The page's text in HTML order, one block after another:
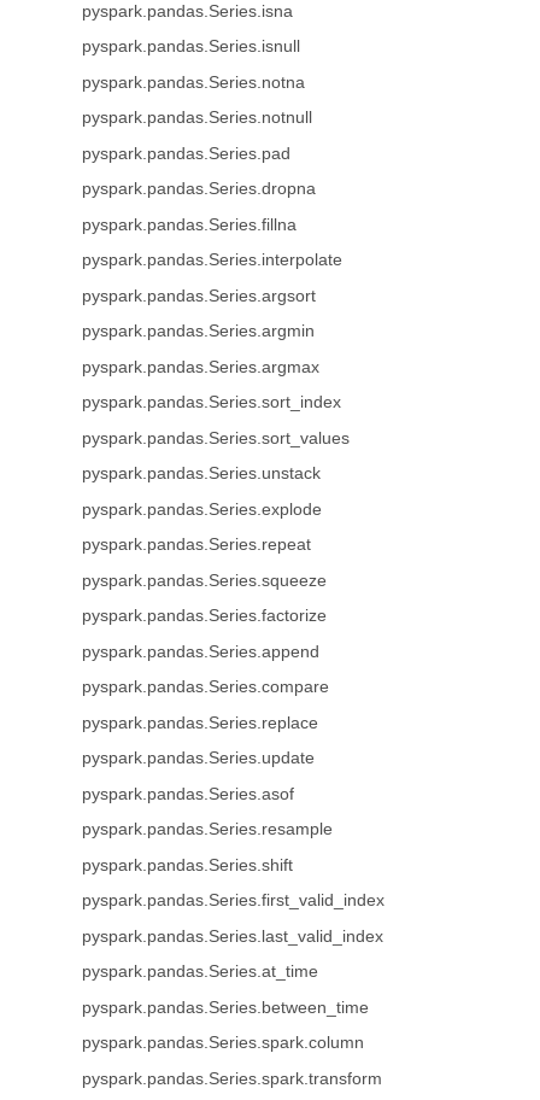
pyspark.pandas.Series.isna
pyspark.pandas.Series.isnull
pyspark.pandas.Series.notna
pyspark.pandas.Series.notnull
pyspark.pandas.Series.pad
pyspark.pandas.Series.dropna
pyspark.pandas.Series.fillna
pyspark.pandas.Series.interpolate
pyspark.pandas.Series.argsort
pyspark.pandas.Series.argmin
pyspark.pandas.Series.argmax
pyspark.pandas.Series.sort_index
pyspark.pandas.Series.sort_values
pyspark.pandas.Series.unstack
pyspark.pandas.Series.explode
pyspark.pandas.Series.repeat
pyspark.pandas.Series.squeeze
pyspark.pandas.Series.factorize
pyspark.pandas.Series.append
pyspark.pandas.Series.compare
pyspark.pandas.Series.replace
pyspark.pandas.Series.update
pyspark.pandas.Series.asof
pyspark.pandas.Series.resample
pyspark.pandas.Series.shift
pyspark.pandas.Series.first_valid_index
pyspark.pandas.Series.last_valid_index
pyspark.pandas.Series.at_time
pyspark.pandas.Series.between_time
pyspark.pandas.Series.spark.column
pyspark.pandas.Series.spark.transform